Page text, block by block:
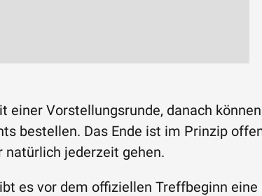
einer Vorstellungsrunde, danach
bestellen. Das Ende ist im Prinzip
natürlich jederzeit gehen.
es vor dem offiziellen Treffbeginn